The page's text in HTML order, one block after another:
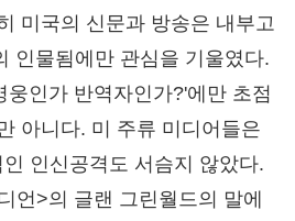
미국의 신문과 방송은 내부고
인물됨에만 관심을 기울였다.
웅인가 반역자인가?'에만 초점
아니다. 미 주류 미디어들은
인신공격도 서슴지 않았다.
언>의 글랜 그린월드의 말에